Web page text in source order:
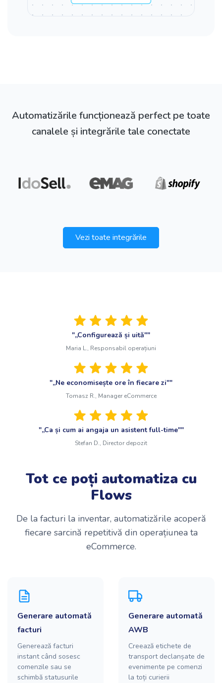
Automatizările funcționează perfect pe toate
canalele și integrările tale conectate
Vezi toate integrările
"„Configurează și uită""
Maria L., Responsabil operațiuni
"„Ne economisește ore în fiecare zi""
Tomasz R., Manager eCommerce
"„Ca și cum ai angaja un asistent full-time""
Stefan D., Director depozit
Tot ce poți automatiza cu
Flows
De la facturi la inventar, automatizările acoperă
fiecare sarcină repetitivă din operațiunea ta
eCommerce.
Generare automată
facturi
Generează facturi
instant când sosesc
comenzile sau se
schimbă statusurile
Generare automată
AWB
Creează etichete de
transport declanșate de
evenimente pe comenzi
la toți curierii